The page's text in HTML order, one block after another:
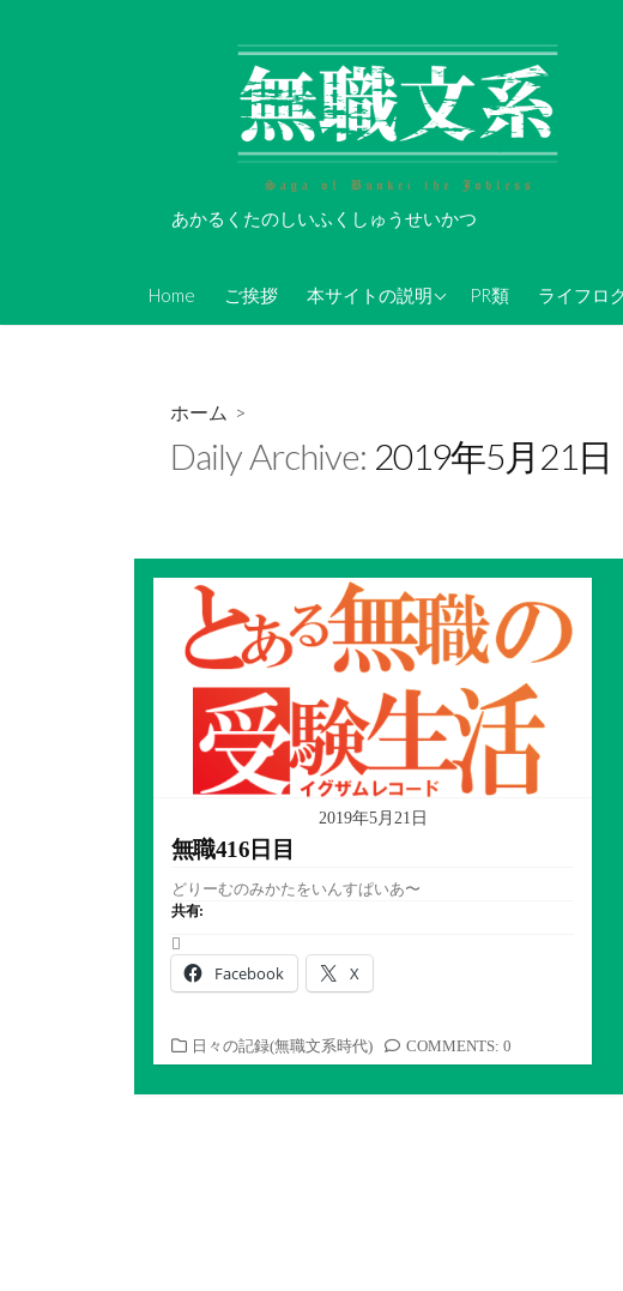
あかるくたのしいふくしゅうせいかつ
Home ご挨拶 本サイトの説明
About Koi-Oh
無職文系ツイキャス情報
PR類 ライフロ
無職文系
ホーム >
Daily Archive: 2019年5月21日
2019年5月21日
無職416日目
どりーむのみかたをいんすぱいあ〜
共有:
Facebook X
カ
テ
ゴ
日々の記録(無職文系時代) COMMENTS: 0